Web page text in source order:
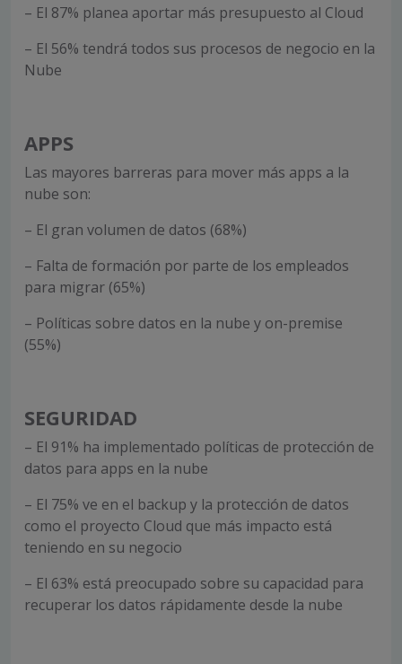
– El 87% planea aportar más presupuesto al Cloud
– El 56% tendrá todos sus procesos de negocio en la
Nube
APPS
Las mayores barreras para mover más apps a la
nube son:
– El gran volumen de datos (68%)
– Falta de formación por parte de los empleados
para migrar (65%)
– Políticas sobre datos en la nube y on-premise
(55%)
SEGURIDAD
– El 91% ha implementado políticas de protección de
datos para apps en la nube
– El 75% ve en el backup y la protección de datos
como el proyecto Cloud que más impacto está
teniendo en su negocio
– El 63% está preocupado sobre su capacidad para
recuperar los datos rápidamente desde la nube